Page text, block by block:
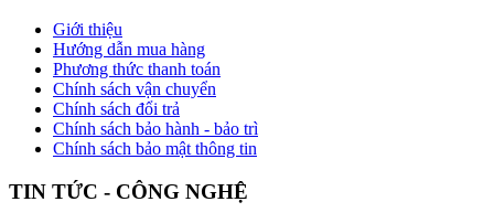
Giới thiệu
Hướng dẫn mua hàng
Phương thức thanh toán
Chính sách vận chuyển
Chính sách đổi trả
Chính sách bảo hành - bảo trì
Chính sách bảo mật thông tin
TIN TỨC - CÔNG NGHỆ